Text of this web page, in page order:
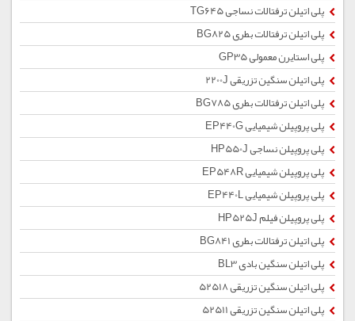
پلی اتیلن ترفتالات نساجی TG645
پلی اتیلن ترفتالات بطری BG825
پلی استایرن معمولی GP35
پلی اتیلن سنگین تزریقی 2200J
پلی اتیلن ترفتالات بطری BG785
پلی پروپیلن شیمیایی EP440G
پلی پروپیلن نساجی HP550J
پلی پروپیلن شیمیایی EP548R
پلی پروپیلن شیمیایی EP440L
پلی پروپیلن فیلم HP525J
پلی اتیلن ترفتالات بطری BG841
پلی اتیلن سنگین بادی BL3
پلی اتیلن سنگین تزریقی 52518
پلی اتیلن سنگین تزریقی 52511